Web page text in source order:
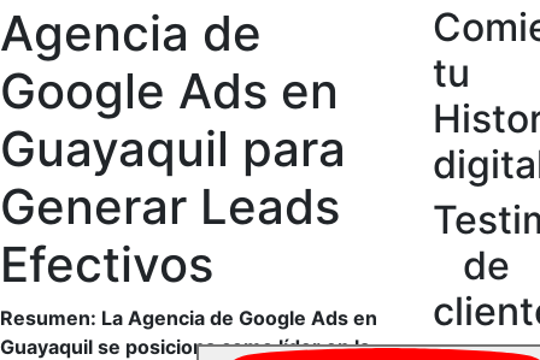
Agencia de
Google Ads en
Guayaquil para
Generar Leads
Efectivos
Resumen: La Agencia de Google Ads en
Guayaquil se posiciona como líder en la
tu
de